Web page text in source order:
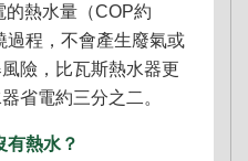
的熱水量（COP約
過程，不會產生廢氣或
險，比瓦斯熱水器更
省電約三分之二。
有熱水？